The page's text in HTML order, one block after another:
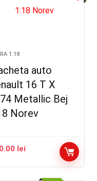
1:18
auto
16 T X
Metallic Bej
Norev
lei